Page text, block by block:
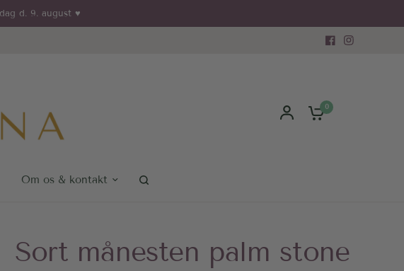
d. 9. august ♥︎
0
Om os & kontakt
Sort månesten palm stone